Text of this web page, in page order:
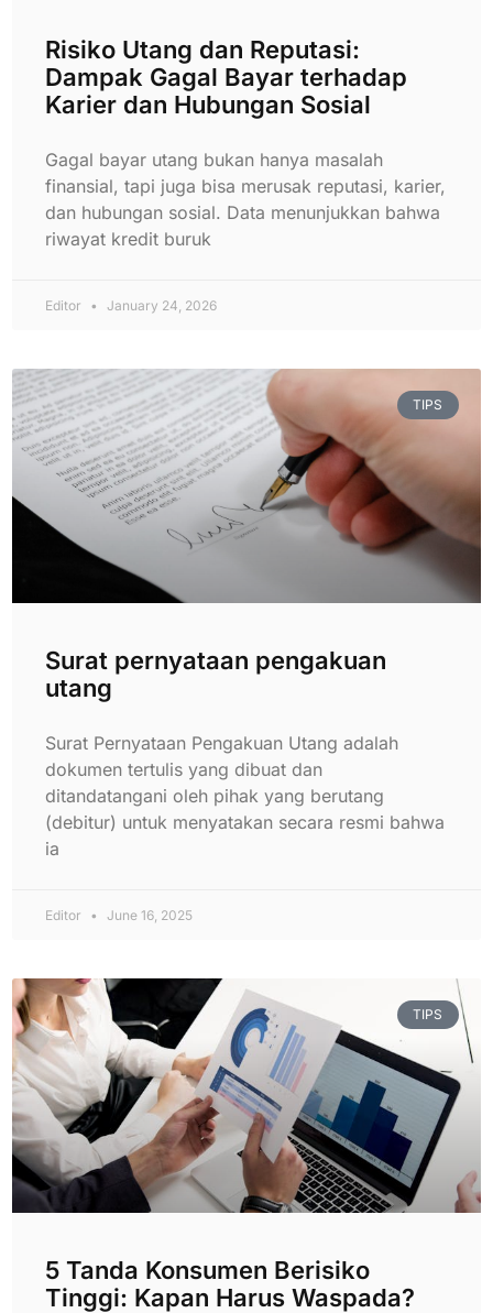
Risiko Utang dan Reputasi:
Dampak Gagal Bayar terhadap
Karier dan Hubungan Sosial
Gagal bayar utang bukan hanya masalah
finansial, tapi juga bisa merusak reputasi, karier,
dan hubungan sosial. Data menunjukkan bahwa
riwayat kredit buruk
Editor January 24, 2026
TIPS
Surat pernyataan pengakuan
utang
Surat Pernyataan Pengakuan Utang adalah
dokumen tertulis yang dibuat dan
ditandatangani oleh pihak yang berutang
(debitur) untuk menyatakan secara resmi bahwa
ia
Editor June 16, 2025
TIPS
5 Tanda Konsumen Berisiko
Tinggi: Kapan Harus Waspada?